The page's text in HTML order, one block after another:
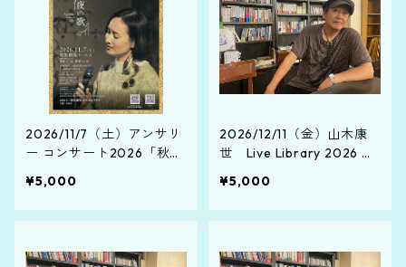
2026/11/7（土）アンサリ
ー コンサート2026「秋月
日お渡し）
¥5,000
2026/12/11（金）山木康
世 Live Library 2026 ～
as～（那覇・桜坂劇場）
¥5,000